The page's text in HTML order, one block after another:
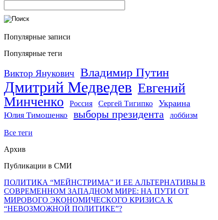
Популярные записи
Популярные теги
Виктор Янукович Владимир Путин
Дмитрий Медведев Евгений
Минченко
Россия Сергей Тигипко Украина
Юлия Тимошенко выборы президента лоббизм
Все теги
Архив
Публикации в СМИ
ПОЛИТИКА “МЕЙНСТРИМА” И ЕЕ АЛЬТЕРНАТИВЫ В
СОВРЕМЕННОМ ЗАПАДНОМ МИРЕ: НА ПУТИ ОТ
МИРОВОГО ЭКОНОМИЧЕСКОГО КРИЗИСА К
“НЕВОЗМОЖНОЙ ПОЛИТИКЕ”?